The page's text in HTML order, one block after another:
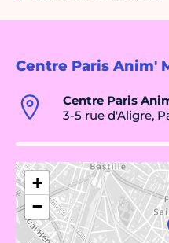
Centre Paris Anim'
Centre Paris
3-5 rue d'Aligre,
+
−